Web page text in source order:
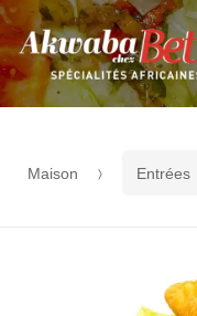
Aller
à
la
Aller
au
contenu
Maison Entrées